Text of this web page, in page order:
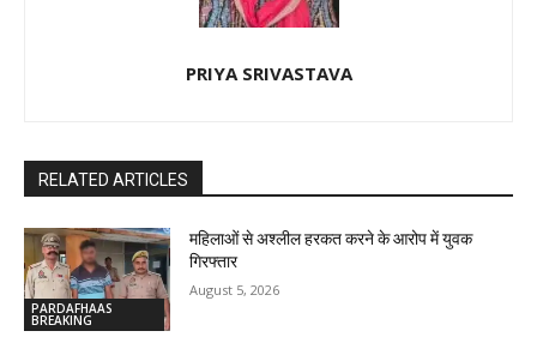
PRIYA SRIVASTAVA
RELATED ARTICLES
PARDAFHAAS
BREAKING
महिलाओं से अश्लील हरकत करने के आरोप में युवक
गिरफ्तार
August 5, 2026